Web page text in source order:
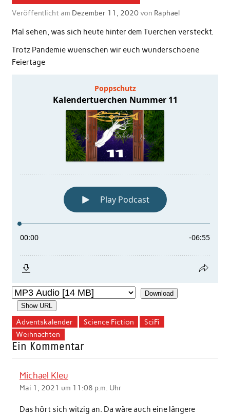
Veröffentlicht am Dezember 11, 2020von Raphael
Mal sehen, was sich heute hinter dem Tuerchen versteckt.
Trotz Pandemie wuenschen wir euch wunderschoene
Feiertage
Download
Show URL
Adventskalender Science Fiction
SciFi
Weihnachten
Ein Kommentar
Michael Kleu
Mai 1, 2021 um 11:08 p.m. Uhr
Das hört sich witzig an. Da wäre auch eine längere